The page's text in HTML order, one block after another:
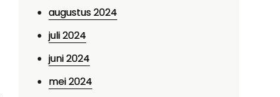
augustus 2024
juli 2024
juni 2024
mei 2024